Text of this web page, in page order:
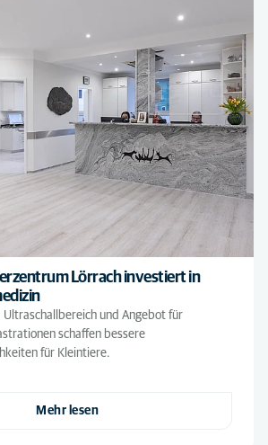
Lörrach investiert in
Ultraschallbereich und Angebot für
schaffen bessere
für Kleintiere.
Mehr lesen